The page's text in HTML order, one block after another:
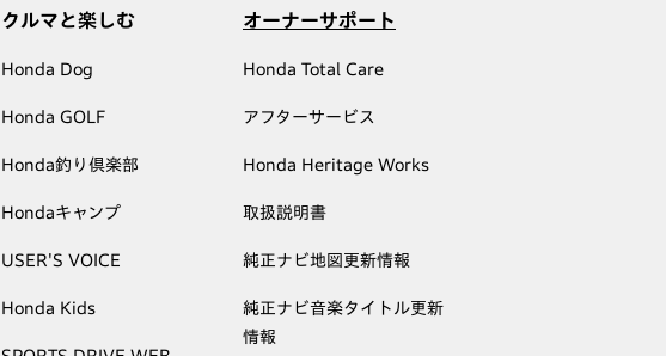
クルマと楽しむ
Honda Dog
Honda GOLF
Honda釣り倶楽部
Hondaキャンプ
USER'S VOICE
Honda Kids
オーナーサポート
Honda Total Care
アフターサービス
Honda Heritage Works
取扱説明書
純正ナビ地図更新情報
純正ナビ音楽タイトル更新
情報